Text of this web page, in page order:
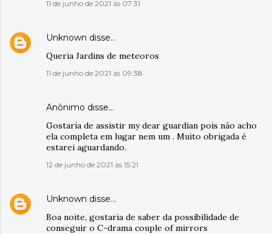
11 de junho de 2021 às 07:31
Unknown disse…
Queria Jardins de meteoros
11 de junho de 2021 às 09:38
Anônimo disse…
Gostaria de assistir my dear guardian pois não acho
ela completa em lugar nem um . Muito obrigada é
estarei aguardando.
12 de junho de 2021 às 15:21
Unknown disse…
Boa noite, gostaria de saber da possibilidade de
conseguir o C-drama couple of mirrors